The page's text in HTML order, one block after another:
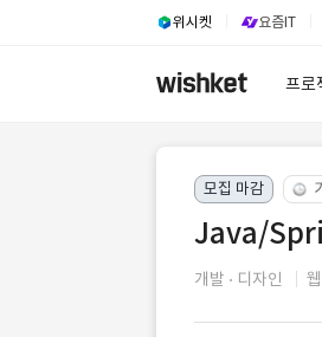
위시켓 요즘IT
프로
모집 마감
Java/
개발 디자인 웹